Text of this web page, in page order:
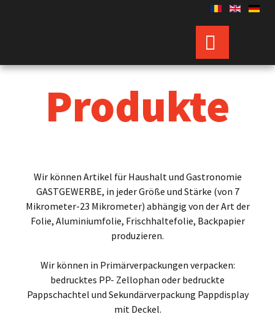
Produkte
Wir können Artikel für Haushalt und Gastronomie
GASTGEWERBE, in jeder Größe und Stärke (von 7
Mikrometer-23 Mikrometer) abhängig von der Art der
Folie, Aluminiumfolie, Frischhaltefolie, Backpapier
produzieren.
Wir können in Primärverpackungen verpacken:
bedrucktes PP- Zellophan oder bedruckte
Pappschachtel und Sekundärverpackung Pappdisplay
mit Deckel.